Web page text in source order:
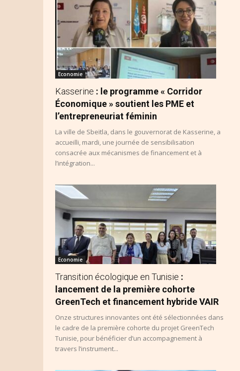
Economie
Kasserine : le programme « Corridor
Économique » soutient les PME et
l’entrepreneuriat féminin
La ville de Sbeïtla, dans le gouvernorat de Kasserine, a
accueilli, mardi, une journée de sensibilisation
consacrée aux mécanismes de financement et à
l’intégration...
Economie
Transition écologique en Tunisie :
lancement de la première cohorte
GreenTech et financement hybride VAIR
Onze structures innovantes ont été sélectionnées dans
le cadre de la première cohorte du projet GreenTech
Tunisie, pour bénéficier d’un accompagnement à
travers l’instrument...